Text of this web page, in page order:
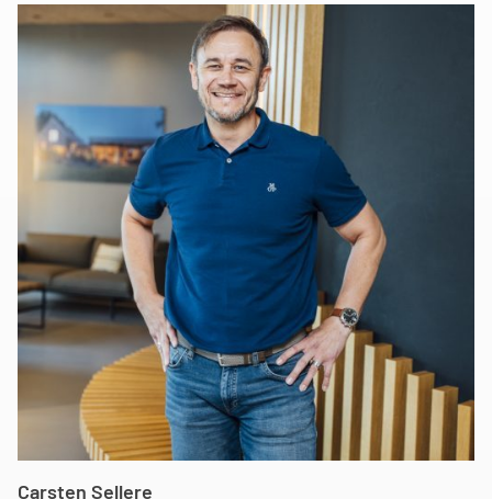
Carsten Sellere